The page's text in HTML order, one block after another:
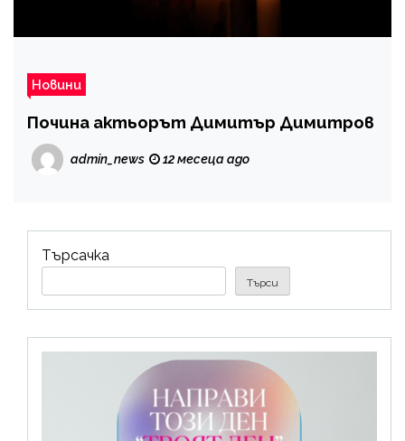
Новини
Почина актьорът Димитър Димитров
admin_news 12 месеца ago
Търсачка
Търси